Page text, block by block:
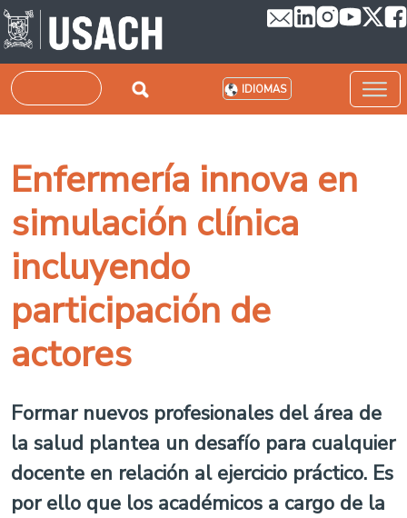
Pasar al contenido principal
Buscar IDIOMAS
Enfermería innova en
simulación clínica
incluyendo
participación de
actores
Formar nuevos profesionales del área de
la salud plantea un desafío para cualquier
docente en relación al ejercicio práctico. Es
por ello que los académicos a cargo de la